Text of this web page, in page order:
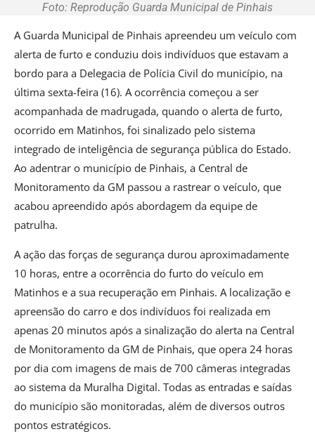
Foto: Reprodução Guarda Municipal de Pinhais
A Guarda Municipal de Pinhais apreendeu um veículo com
alerta de furto e conduziu dois indivíduos que estavam a
bordo para a Delegacia de Polícia Civil do município, na
última sexta-feira (16). A ocorrência começou a ser
acompanhada de madrugada, quando o alerta de furto,
ocorrido em Matinhos, foi sinalizado pelo sistema
integrado de inteligência de segurança pública do Estado.
Ao adentrar o município de Pinhais, a Central de
Monitoramento da GM passou a rastrear o veículo, que
acabou apreendido após abordagem da equipe de
patrulha.
A ação das forças de segurança durou aproximadamente
10 horas, entre a ocorrência do furto do veículo em
Matinhos e a sua recuperação em Pinhais. A localização e
apreensão do carro e dos indivíduos foi realizada em
apenas 20 minutos após a sinalização do alerta na Central
de Monitoramento da GM de Pinhais, que opera 24 horas
por dia com imagens de mais de 700 câmeras integradas
ao sistema da Muralha Digital. Todas as entradas e saídas
do município são monitoradas, além de diversos outros
pontos estratégicos.